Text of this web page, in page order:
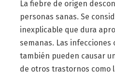
La fiebre de origen
personas sanas. Se
inexplicable que dura
semanas. Las infecciones
también pueden causar
de otros trastornos como